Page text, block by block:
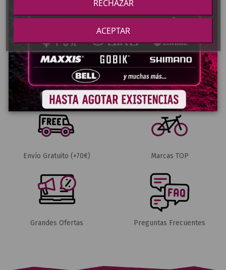
Pago Seguro Envíos 24-48h
Envío Gratuito (+70€) Marcas TOP
Grandes Ofertas Preguntas Frecuentes
RECHAZAR
ACEPTAR